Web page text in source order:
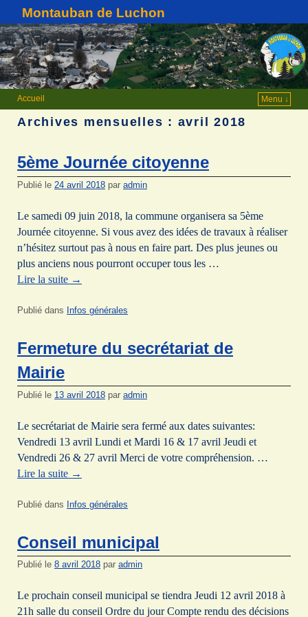
Montauban de Luchon
Accueil Menu ↓
Archives mensuelles : avril 2018
5ème Journée citoyenne
Publié le 24 avril 2018 par admin
Le samedi 09 juin 2018, la commune organisera sa 5ème
Journée citoyenne. Si vous avez des idées de travaux à réaliser
n’hésitez surtout pas à nous en faire part. Des plus jeunes ou
plus anciens nous pourront occuper tous les …
Lire la suite →
Publié dans Infos générales
Fermeture du secrétariat de
Mairie
Publié le 13 avril 2018 par admin
Le secrétariat de Mairie sera fermé aux dates suivantes:
Vendredi 13 avril Lundi et Mardi 16 & 17 avril Jeudi et
Vendredi 26 & 27 avril Merci de votre compréhension. …
Lire la suite →
Publié dans Infos générales
Conseil municipal
Publié le 8 avril 2018 par admin
Le prochain conseil municipal se tiendra Jeudi 12 avril 2018 à
21h salle du conseil Ordre du jour Compte rendu des décisions